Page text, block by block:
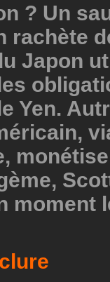
? Un
rachète
Japon
Yen.
moment